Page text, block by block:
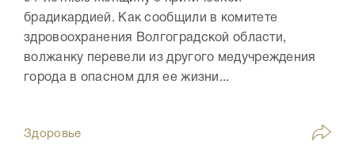
брадикардией. Как сообщили в комитете
здровоохранения Волгоградской области,
волжанку перевели из другого медучреждения
города в опасном для ее жизни...
Здоровье